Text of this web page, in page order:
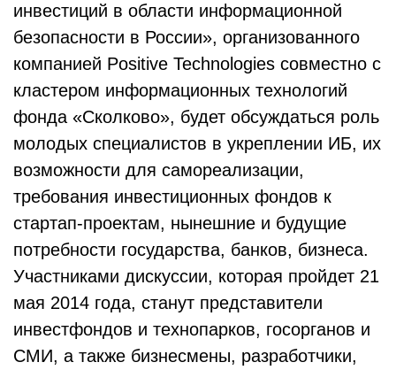
инвестиций в области информационной
безопасности в России», организованного
компанией Positive Technologies совместно с
кластером информационных технологий
фонда «Сколково», будет обсуждаться роль
молодых специалистов в укреплении ИБ, их
возможности для самореализации,
требования инвестиционных фондов к
стартап-проектам, нынешние и будущие
потребности государства, банков, бизнеса.
Участниками дискуссии, которая пройдет 21
мая 2014 года, станут представители
инвестфондов и технопарков, госорганов и
СМИ, а также бизнесмены, разработчики,